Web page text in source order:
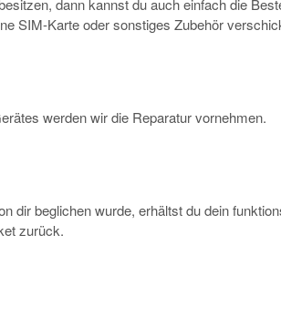
dann kannst du auch einfach die
SIM-Karte oder sonstiges Zubehör
werden wir die Reparatur vornehmen.
dir beglichen wurde, erhältst du dein
zurück.